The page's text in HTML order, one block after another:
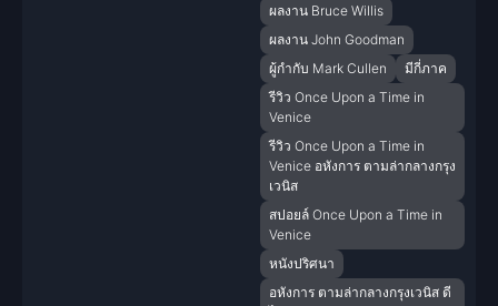
ผลงาน Bruce Willis
ผลงาน John Goodman
ผู้กำกับ Mark Cullen
มีกี่ภาค
รีวิว Once Upon a Time in
Venice
รีวิว Once Upon a Time in
Venice อหังการ ตามล่ากลางกรุง
เวนิส
สปอยล์ Once Upon a Time in
Venice
หนังปริศนา
อหังการ ตามล่ากลางกรุงเวนิส ดี